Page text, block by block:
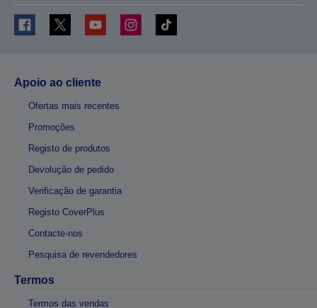
Apoio ao cliente
Ofertas mais recentes
Promoções
Registo de produtos
Devolução de pedido
Verificação de garantia
Registo CoverPlus
Contacte-nos
Pesquisa de revendedores
Termos
Termos das vendas